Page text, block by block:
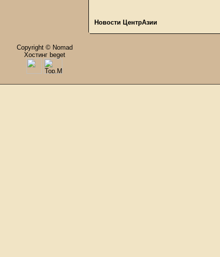
Новости ЦентрАзии
Copyright © Nomad
Хостинг beget